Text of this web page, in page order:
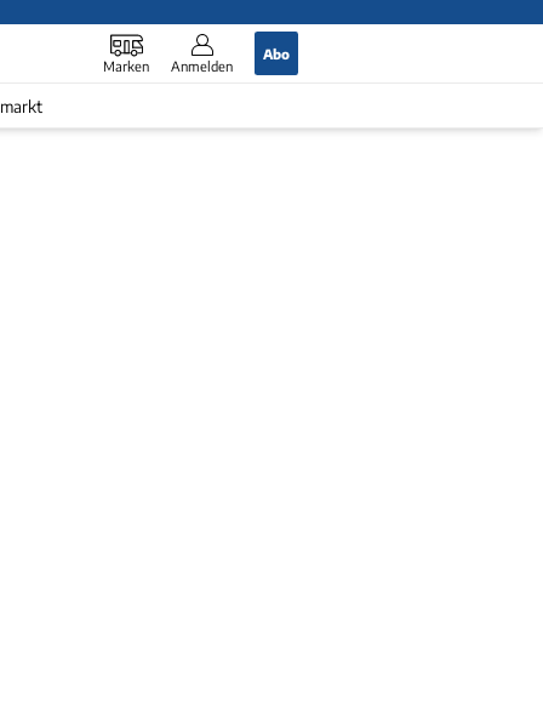
Marken Anmelden
Abo